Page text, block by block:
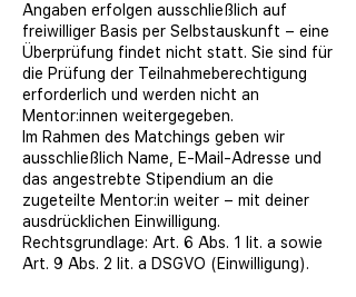
Angaben erfolgen ausschließlich auf
freiwilliger Basis per Selbstauskunft – eine
Überprüfung findet nicht statt. Sie sind für
die Prüfung der Teilnahmeberechtigung
erforderlich und werden nicht an
Mentor:innen weitergegeben.
Im Rahmen des Matchings geben wir
ausschließlich Name, E-Mail-Adresse und
das angestrebte Stipendium an die
zugeteilte Mentor:in weiter – mit deiner
ausdrücklichen Einwilligung.
Rechtsgrundlage: Art. 6 Abs. 1 lit. a sowie
Art. 9 Abs. 2 lit. a DSGVO (Einwilligung).